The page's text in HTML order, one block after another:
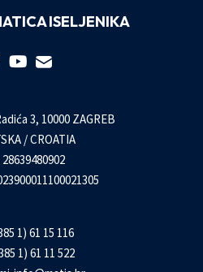
ISELJENIKA
3, 10000 ZAGREB
/ CROATIA
28639480902
1) 61 15 116
1) 61 11 522